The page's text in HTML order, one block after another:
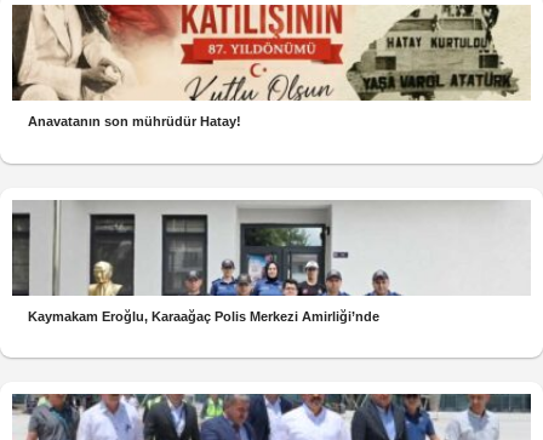
Anavatanın son mührüdür Hatay!
Kaymakam Eroğlu, Karaağaç Polis Merkezi Amirliği’nde